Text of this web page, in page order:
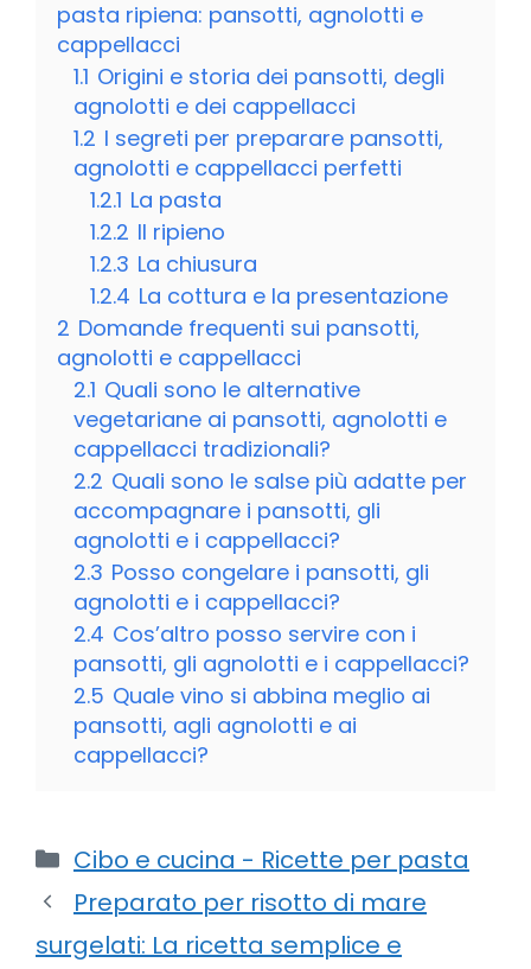
pasta ripiena: pansotti, agnolotti e
cappellacci
1.1 Origini e storia dei pansotti, degli
agnolotti e dei cappellacci
1.2 I segreti per preparare pansotti,
agnolotti e cappellacci perfetti
1.2.1 La pasta
1.2.2 Il ripieno
1.2.3 La chiusura
1.2.4 La cottura e la presentazione
2 Domande frequenti sui pansotti,
agnolotti e cappellacci
2.1 Quali sono le alternative
vegetariane ai pansotti, agnolotti e
cappellacci tradizionali?
2.2 Quali sono le salse più adatte per
accompagnare i pansotti, gli
agnolotti e i cappellacci?
2.3 Posso congelare i pansotti, gli
agnolotti e i cappellacci?
2.4 Cos’altro posso servire con i
pansotti, gli agnolotti e i cappellacci?
2.5 Quale vino si abbina meglio ai
pansotti, agli agnolotti e ai
cappellacci?
Categorie
Cibo e cucina - Ricette per pasta
Preparato per risotto di mare
surgelati: La ricetta semplice e